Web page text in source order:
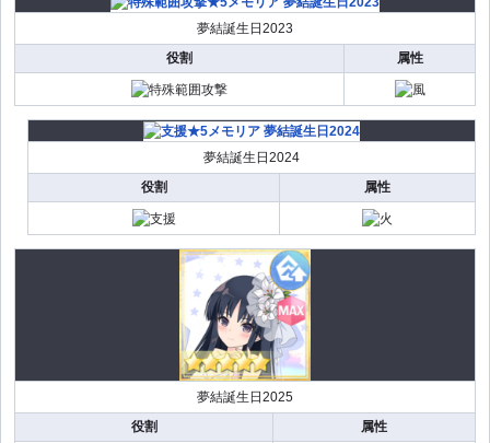
夢結誕生日2023
役割
属性
夢結誕生日2024
役割
属性
夢結誕生日2025
役割
属性